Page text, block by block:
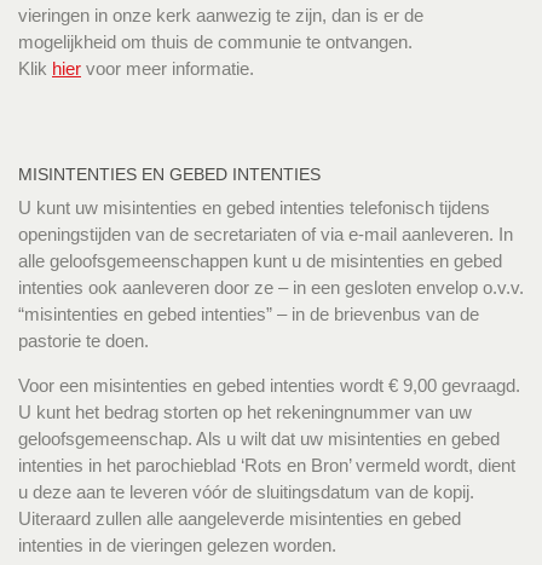
vieringen in onze kerk aanwezig te zijn, dan is er de
mogelijkheid om thuis de communie te ontvangen.
Klik hier voor meer informatie.
MISINTENTIES EN GEBED INTENTIES
U kunt uw misintenties en gebed intenties telefonisch tijdens
openingstijden van de secretariaten of via e-mail aanleveren. In
alle geloofsgemeenschappen kunt u de misintenties en gebed
intenties ook aanleveren door ze – in een gesloten envelop o.v.v.
“misintenties en gebed intenties” – in de brievenbus van de
pastorie te doen.
Voor een misintenties en gebed intenties wordt € 9,00 gevraagd.
U kunt het bedrag storten op het rekeningnummer van uw
geloofsgemeenschap. Als u wilt dat uw misintenties en gebed
intenties in het parochieblad ‘Rots en Bron’ vermeld wordt, dient
u deze aan te leveren vóór de sluitingsdatum van de kopij.
Uiteraard zullen alle aangeleverde misintenties en gebed
intenties in de vieringen gelezen worden.